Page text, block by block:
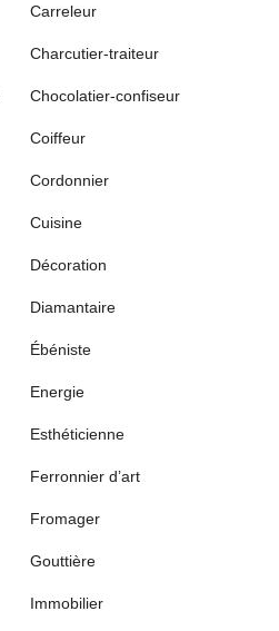
Carreleur
Charcutier-traiteur
Chocolatier-confiseur
Coiffeur
Cordonnier
Cuisine
Décoration
Diamantaire
Ébéniste
Energie
Esthéticienne
Ferronnier d’art
Fromager
Gouttière
Immobilier